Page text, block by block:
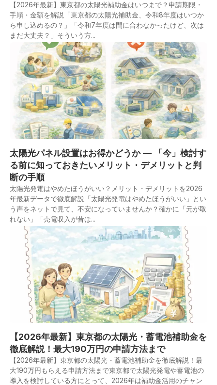
【2026年最新】東京都の太陽光補助金はいつまで？申請期限・
手順・金額を解説「東京都の太陽光補助金、令和8年度はいつか
ら申し込めるの？」「令和7年度は間に合わなかったけど、次は
まだ大丈夫？」そういう方...
太陽光パネル設置はお得かどうか — 「今」検討す
る前に知っておきたいメリット・デメリットと判
断の手順
太陽光発電はやめたほうがいい？メリット・デメリットを2026
年最新データで徹底解説「太陽光発電はやめたほうがいい」とい
う声をネットで見て、不安になっていませんか？確かに「元が取
れない」「売電収入が昔ほ...
【2026年最新】東京都の太陽光・蓄電池補助金を
徹底解説！最大190万円の申請方法まで
【2026年最新】東京都の太陽光・蓄電池補助金を徹底解説！最
大190万円もらえる申請方法まで東京都で太陽光発電や蓄電池の
導入を検討している方にとって、2026年は補助金活用のチャン